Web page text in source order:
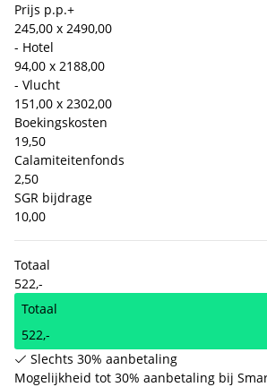
Prijs p.p.+
245,00 x 2490,00
- Hotel
94,00 x 2188,00
- Vlucht
151,00 x 2302,00
Boekingskosten
19,50
Calamiteitenfonds
2,50
SGR bijdrage
10,00
Totaal
522,-
Totaal
522,-
Slechts 30% aanbetaling
Mogelijkheid tot 30% aanbetaling bij